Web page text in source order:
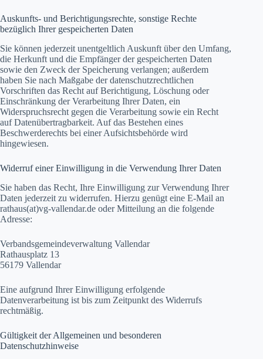
Auskunfts- und Berichtigungsrechte, sonstige Rechte
bezüglich Ihrer gespeicherten Daten
Sie können jederzeit unentgeltlich Auskunft über den Umfang,
die Herkunft und die Empfänger der gespeicherten Daten
sowie den Zweck der Speicherung verlangen; außerdem
haben Sie nach Maßgabe der datenschutzrechtlichen
Vorschriften das Recht auf Berichtigung, Löschung oder
Einschränkung der Verarbeitung Ihrer Daten, ein
Widerspruchsrecht gegen die Verarbeitung sowie ein Recht
auf Datenübertragbarkeit. Auf das Bestehen eines
Beschwerderechts bei einer Aufsichtsbehörde wird
hingewiesen.
Widerruf einer Einwilligung in die Verwendung Ihrer Daten
Sie haben das Recht, Ihre Einwilligung zur Verwendung Ihrer
Daten jederzeit zu widerrufen. Hierzu genügt eine E-Mail an
rathaus(at)vg-vallendar.de oder Mitteilung an die folgende
Adresse:
Verbandsgemeindeverwaltung Vallendar
Rathausplatz 13
56179 Vallendar
Eine aufgrund Ihrer Einwilligung erfolgende
Datenverarbeitung ist bis zum Zeitpunkt des Widerrufs
rechtmäßig.
Gültigkeit der Allgemeinen und besonderen
Datenschutzhinweise